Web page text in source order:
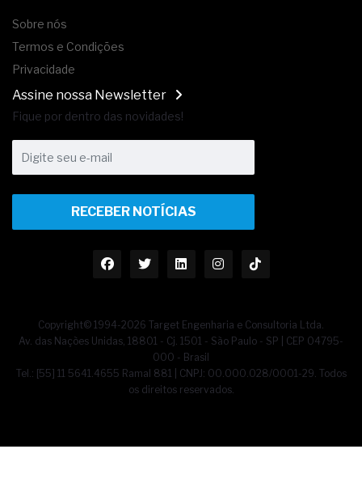
Sobre nós
Termos e Condições
Privacidade
Assine nossa Newsletter
Fique por dentro das novidades!
RECEBER NOTÍCIAS
Copyright© 1994-2026 Target Engenharia e Consultoria Ltda.
Av. das Nações Unidas, 18801 - Cj. 1501 - São Paulo - SP | CEP 04795-
000 - Brasil
Tel.: [55] 11 5641.4655 Ramal 881 | CNPJ: 00.000.028/0001-29. Todos
os direitos reservados.